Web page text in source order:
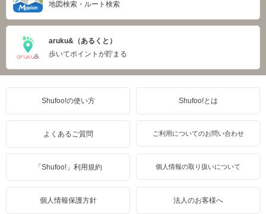
地図検索・ルート検索
aruku&（あるくと）
歩いてポイントが貯まる
Shufoo!の使い方 Shufoo!とは
よくあるご質問 ご利用についてのお問い合わせ
「Shufoo!」利用規約 個人情報の取り扱いについて
個人情報保護方針 法人のお客様へ